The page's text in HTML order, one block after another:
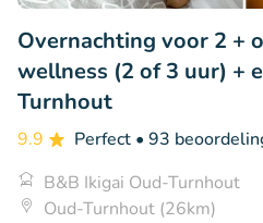
Overnachting voor 2 +
wellness (2 of 3 uur) +
Turnhout
9.9 Perfect • 93
B&B Ikigai Oud-Turnhout
Oud-Turnhout (26km)